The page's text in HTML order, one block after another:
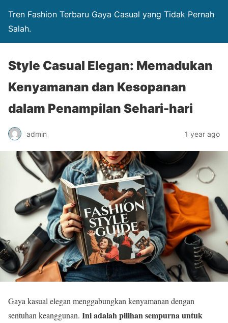
Tren Fashion Terbaru Gaya Casual yang Tidak Pernah
Salah.
Style Casual Elegan: Memadukan
Kenyamanan dan Kesopanan
dalam Penampilan Sehari-hari
admin 1 year ago
Gaya kasual elegan menggabungkan kenyamanan dengan
sentuhan keanggunan. Ini adalah pilihan sempurna untuk